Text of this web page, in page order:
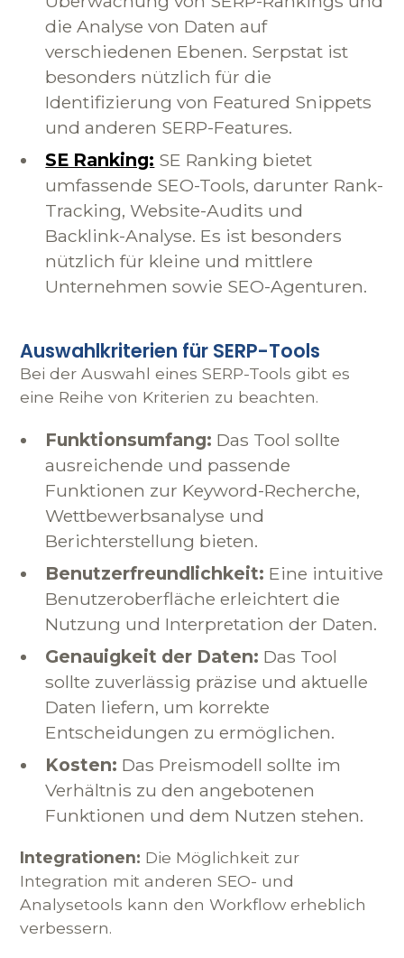
die Analyse von Daten auf
verschiedenen Ebenen. Serpstat ist
besonders nützlich für die
Identifizierung von Featured Snippets
und anderen SERP-Features.
SE Ranking: SE Ranking bietet
umfassende SEO-Tools, darunter Rank-
Tracking, Website-Audits und
Backlink-Analyse. Es ist besonders
nützlich für kleine und mittlere
Unternehmen sowie SEO-Agenturen.
Auswahlkriterien für SERP-Tools
Bei der Auswahl eines SERP-Tools gibt es
eine Reihe von Kriterien zu beachten.
Funktionsumfang: Das Tool sollte
ausreichende und passende
Funktionen zur Keyword-Recherche,
Wettbewerbsanalyse und
Berichterstellung bieten.
Benutzerfreundlichkeit: Eine intuitive
Benutzeroberfläche erleichtert die
Nutzung und Interpretation der Daten.
Genauigkeit der Daten: Das Tool
sollte zuverlässig präzise und aktuelle
Daten liefern, um korrekte
Entscheidungen zu ermöglichen.
Kosten: Das Preismodell sollte im
Verhältnis zu den angebotenen
Funktionen und dem Nutzen stehen.
Integrationen: Die Möglichkeit zur
Integration mit anderen SEO- und
Analysetools kann den Workflow erheblich
verbessern.